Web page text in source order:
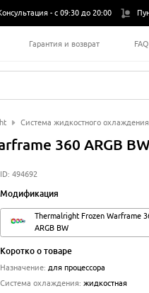
-с 09:30 до 20:00
Гарантия и возврат FAQ
Система жидкостного
360 ARGB
ID: 494692
Модификация
Thermalright Frozen Warframe
ARGB BW
Коротко о товаре
Назначение: для процессора
Система охлаждения: жидкостная